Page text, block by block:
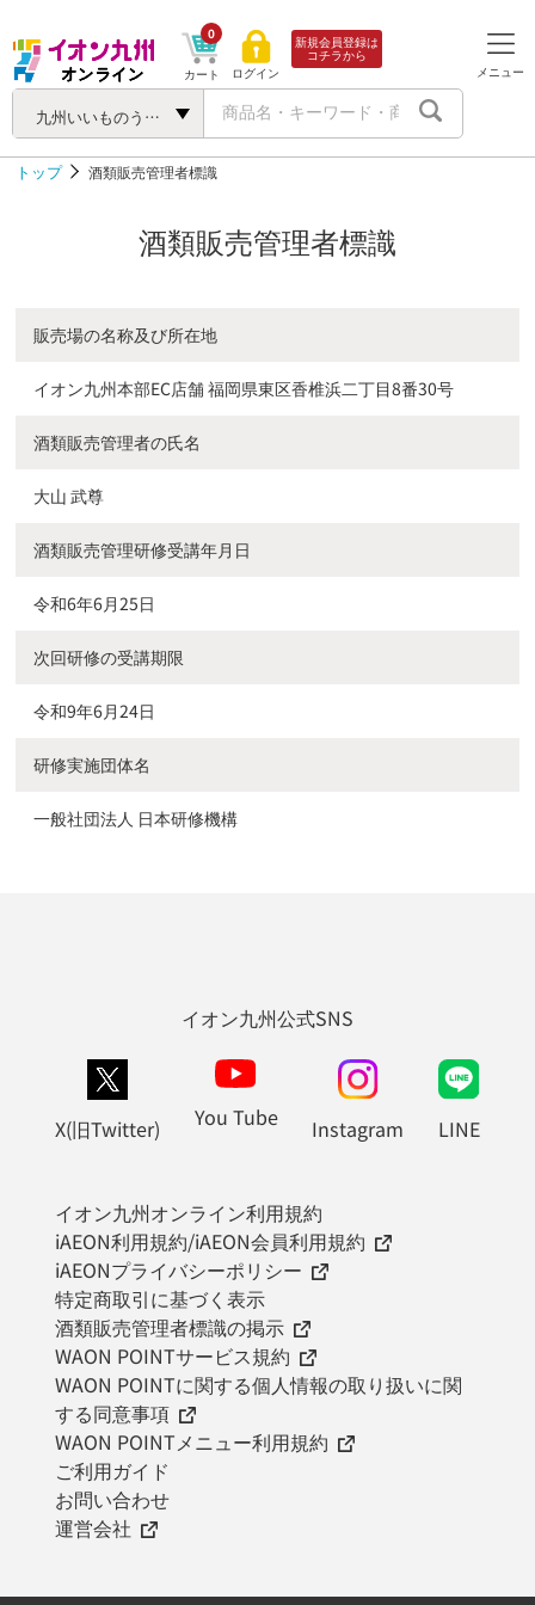
九州いいものうまいもの
カート
0
ログイン
新規会員登録は
コチラから
メニュー
トップ 酒類販売管理者標識
酒類販売管理者標識
販売場の名称及び所在地
イオン九州本部EC店舗 福岡県東区香椎浜二丁目8番30号
酒類販売管理者の氏名
大山 武尊
酒類販売管理研修受講年月日
令和6年6月25日
次回研修の受講期限
令和9年6月24日
研修実施団体名
一般社団法人 日本研修機構
イオン九州公式SNS
X(旧Twitter) You Tube Instagram LINE
イオン九州オンライン利用規約
iAEON利用規約/iAEON会員利用規約
iAEONプライバシーポリシー
特定商取引に基づく表示
酒類販売管理者標識の掲示
WAON POINTサービス規約
WAON POINTに関する個人情報の取り扱いに関
する同意事項
WAON POINTメニュー利用規約
ご利用ガイド
お問い合わせ
運営会社